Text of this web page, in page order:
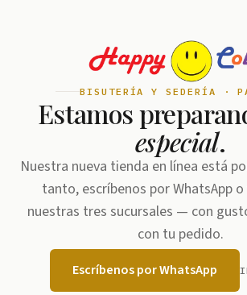
BISUTERÍA Y SEDERÍA ·
Estamos
especial.
Nuestra nueva tienda en línea está
tanto, escríbenos por WhatsApp
nuestras tres sucursales — con
con tu pedido.
Escríbenos por WhatsApp